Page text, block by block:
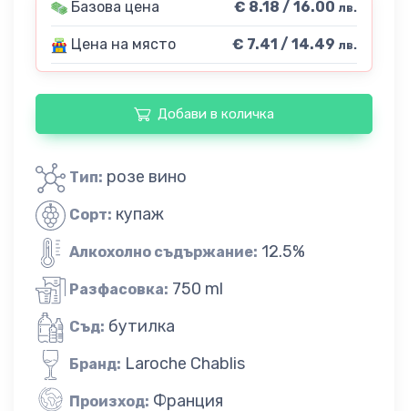
Базова цена € 8.18 / 16.00 лв.
Цена на място € 7.41 / 14.49 лв.
Добави в количка
Тип: розе вино
Сорт: купаж
Алкохолно съдържание: 12.5%
Разфасовка: 750 ml
Съд: бутилка
Бранд: Laroche Chablis
Произход: Франция